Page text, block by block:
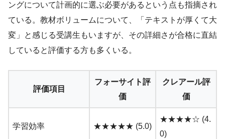
ングについて計画的に選ぶ必要があるという点も指摘され
ている。教材ボリュームについて、「テキストが厚くて大
変」と感じる受講生もいますが、その詳細さが合格に直結
していると評価する方も多くいる。
評価項目
フォーサイト評
価
クレアール評
価
学習効率 ★★★★★ (5.0)
★★★★☆ (4.
0)